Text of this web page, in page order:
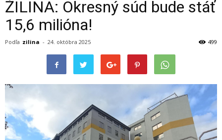
ŽILINA: Okresný súd bude stáť
15,6 milióna!
Podľa zilina - 24. októbra 2025 499